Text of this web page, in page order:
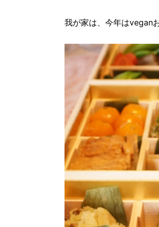
我が家は、今年はvegan